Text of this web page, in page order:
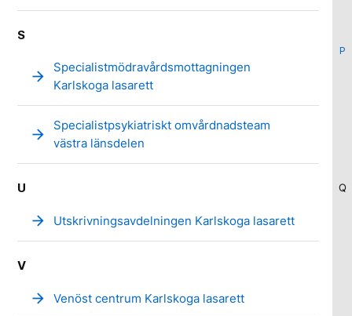
P
Q
S
arrow_forward
Specialistmödravårdsmottagningen
Karlskoga lasarett
arrow_forward
Specialistpsykiatriskt omvårdnadsteam
västra länsdelen
U
arrow_forward Utskrivningsavdelningen Karlskoga lasarett
V
arrow_forward Venöst centrum Karlskoga lasarett